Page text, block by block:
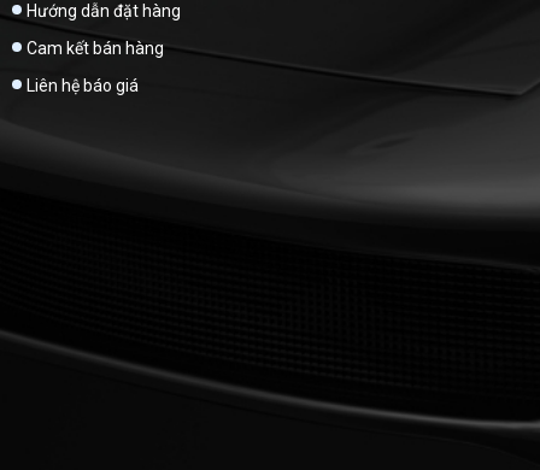
Hướng dẫn đặt hàng
Cam kết bán hàng
Liên hệ báo giá